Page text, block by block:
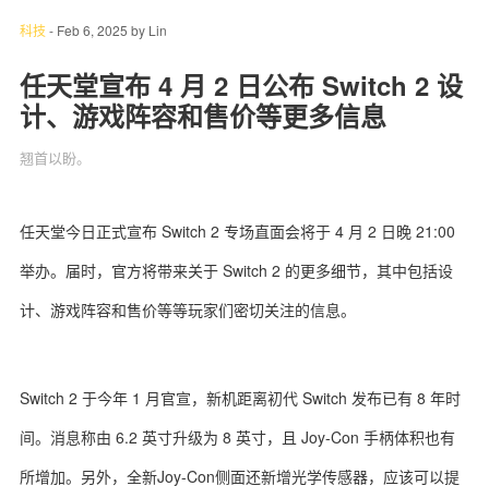
科 技
科技 - Feb 6, 2025 by Lin
任天堂宣布 4 月 2 日公布 Switch 2 设
计、游戏阵容和售价等更多信息
翘首以盼。
任天堂今日正式宣布 Switch 2 专场直面会将于 4 月 2 日晚 21:00
举办。届时，官方将带来关于 Switch 2 的更多细节，其中包括设
计、游戏阵容和售价等等玩家们密切关注的信息。
Switch 2 于今年 1 月官宣，新机距离初代 Switch 发布已有 8 年时
间。消息称由 6.2 英寸升级为 8 英寸，且 Joy-Con 手柄体积也有
所增加。另外，全新Joy-Con侧面还新增光学传感器，应该可以提